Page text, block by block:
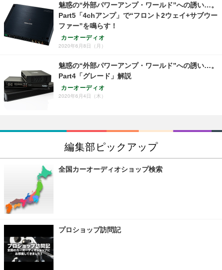
魅惑の“外部パワーアンプ・ワールド”への誘い…。
Part5「4chアンプ」で“フロント2ウェイ+サブウー
ファー”を鳴らす！
カーオーディオ
2020年6月8日（月）
魅惑の“外部パワーアンプ・ワールド”への誘い…。
Part4「グレード」解説
カーオーディオ
2020年6月4日（木）
編集部ピックアップ
全国カーオーディオショップ検索
プロショップ訪問記